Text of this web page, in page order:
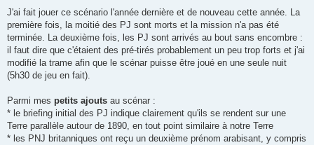
s
a
g
J'ai fait jouer ce scénario l'année dernière et de nouveau cette année. La
première fois, la moitié des PJ sont morts et la mission n'a pas été
terminée. La deuxième fois, les PJ sont arrivés au bout sans encombre :
il faut dire que c'étaient des pré-tirés probablement un peu trop forts et j'ai
modifié la trame afin que le scénar puisse être joué en une seule nuit
(5h30 de jeu en fait).
Parmi mes petits ajouts au scénar :
* le briefing initial des PJ indique clairement qu'ils se rendent sur une
Terre parallèle autour de 1890, en tout point similaire à notre Terre
* les PNJ britanniques ont reçu un deuxième prénom arabisant, y compris